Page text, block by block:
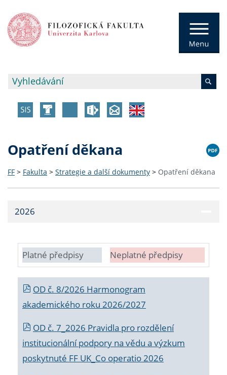
Opatření děkana
FF > Fakulta > Strategie a další dokumenty > Opatření děkana
2026
Platné předpisy Neplatné předpisy
OD č. 8/2026 Harmonogram
akademického roku 2026/2027
OD č. 7_2026 Pravidla pro rozdělení
institucionální podpory na vědu a výzkum
poskytnuté FF UK_Co operatio 2026